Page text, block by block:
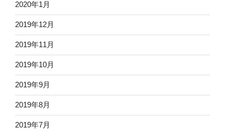
2020年1月
2019年12月
2019年11月
2019年10月
2019年9月
2019年8月
2019年7月